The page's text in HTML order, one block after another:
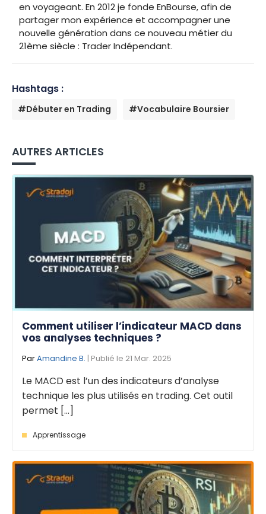
en voyageant. En 2012 je fonde EnBourse, afin de
partager mon expérience et accompagner une
nouvelle génération dans ce nouveau métier du
21ème siècle : Trader Indépendant.
Hashtags :
#Débuter en Trading #Vocabulaire Boursier
AUTRES ARTICLES
Comment utiliser l’indicateur MACD dans
vos analyses techniques ?
ParAmandine B. | Publié le 21 Mar. 2025
Le MACD est l’un des indicateurs d’analyse
technique les plus utilisés en trading. Cet outil
permet [...]
Apprentissage